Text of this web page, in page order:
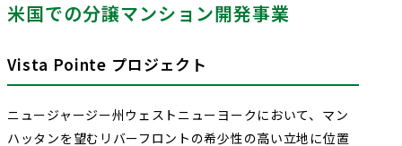
米国での分譲マンション開発事業
Vista Pointe プロジェクト
ニュージャージー州ウェストニューヨークにおいて、マン
ハッタンを望むリバーフロントの希少性の高い立地に位置